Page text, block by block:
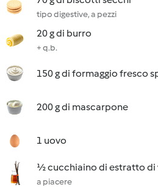
tipo digestive, a pezzi
20 g di burro
+ q.b.
150 g di formaggio fresco
200 g di mascarpone
1 uovo
½ cucchiaino di estratto di
a piacere